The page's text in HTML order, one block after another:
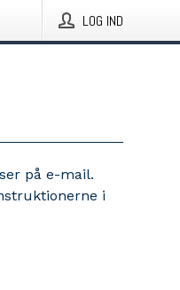
LOG IND
på e-mail.
i